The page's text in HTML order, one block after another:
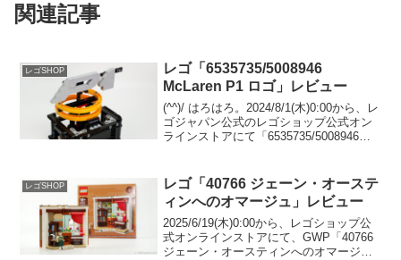
関連記事
レゴSHOP
レゴ「6535735/5008946
McLaren P1 ロゴ」レビュー
(^^)/ はろはろ。2024/8/1(木)0:00から、レ
ゴジャパン公式のレゴショップ公式オン
ラインストアにて「6535735/5008946
「421...
レゴSHOP
レゴ「40766 ジェーン・オーステ
ィンへのオマージュ」レビュー
2025/6/19(木)0:00から、レゴショップ公
式オンラインストアにて、GWP「40766
ジェーン・オースティンへのオマージ